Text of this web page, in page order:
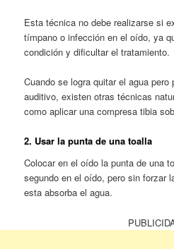
Esta técnica no debe realizarse si
tímpano o infección en el oído, ya
condición y dificultar el tratamiento.
Cuando se logra quitar el agua
auditivo, existen otras técnicas
como aplicar una compresa tibia
2. Usar la punta de una toalla
Colocar en el oído la punta de una
segundo en el oído, pero sin forzar
esta absorba el agua.